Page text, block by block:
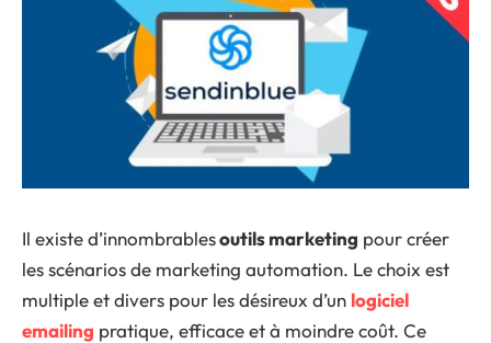
Il existe d’innombrablesoutils marketing pour créer
les scénarios de marketing automation. Le choix est
multiple et divers pour les désireux d’un logiciel
emailing pratique, efficace et à moindre coût. Ce